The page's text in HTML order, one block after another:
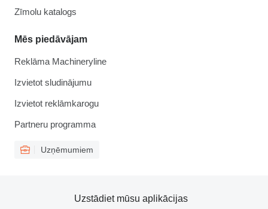
Zīmolu katalogs
Mēs piedāvājam
Reklāma Machineryline
Izvietot sludinājumu
Izvietot reklāmkarogu
Partneru programma
Uzņēmumiem
Uzstādiet mūsu aplikācijas